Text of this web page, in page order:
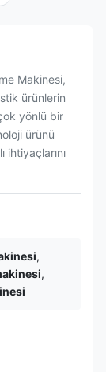
Makinesi,
ürünlerin
yönlü bir
ürünü
,
,